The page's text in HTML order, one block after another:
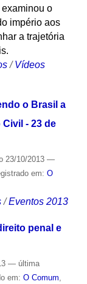
o
império aos
a trajetória
/Vídeos
o Brasil a
- 23 de
23/10/2013 —
em: O
/Eventos 2013
penal e
— última
em: O Comum,